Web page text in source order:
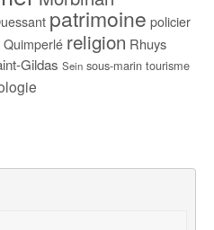
patrimoine policier
Quimperlé religion Rhuys
Gildas Sein sous-marin tourisme